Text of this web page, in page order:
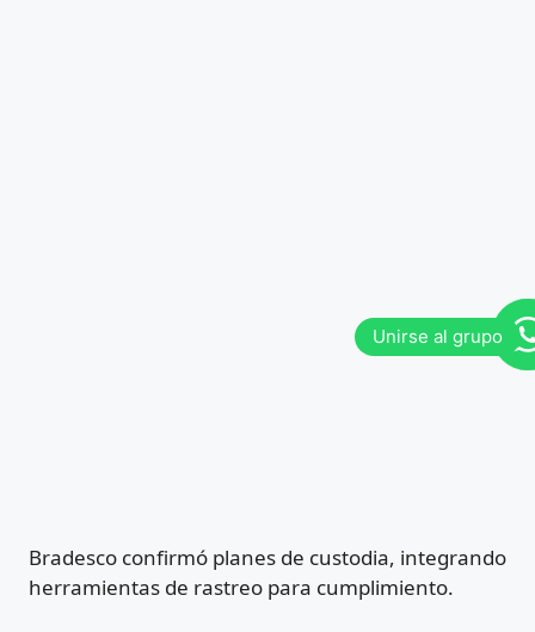
Bradesco confirmó planes de custodia, integrando
herramientas de rastreo para cumplimiento.